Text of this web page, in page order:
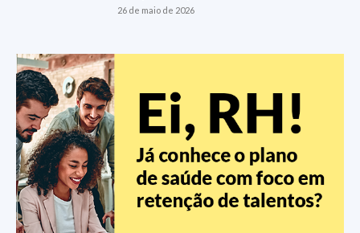
26 de maio de 2026